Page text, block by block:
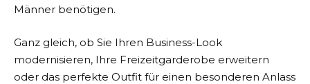
Männer benötigen.
Ganz gleich, ob Sie Ihren Business-Look
modernisieren, Ihre Freizeitgarderobe erweitern
oder das perfekte Outfit für einen besonderen Anlass